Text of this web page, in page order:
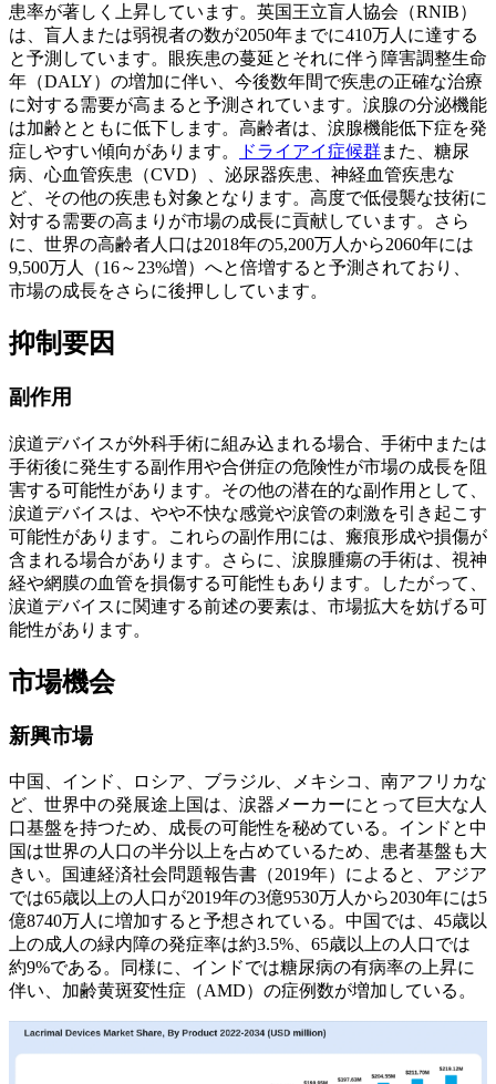
患率が著しく上昇しています。英国王立盲人協会（RNIB）
は、盲人または弱視者の数が2050年までに410万人に達する
と予測しています。眼疾患の蔓延とそれに伴う障害調整生命
年（DALY）の増加に伴い、今後数年間で疾患の正確な治療
に対する需要が高まると予測されています。涙腺の分泌機能
は加齢とともに低下します。高齢者は、涙腺機能低下症を発
症しやすい傾向があります。
ドライアイ症候群また、糖尿
病、心血管疾患（CVD）、泌尿器疾患、神経血管疾患な
ど、その他の疾患も対象となります。高度で低侵襲な技術に
対する需要の高まりが市場の成長に貢献しています。さら
に、世界の高齢者人口は2018年の5,200万人から2060年には
9,500万人（16～23%増）へと倍増すると予測されており、
市場の成長をさらに後押ししています。
抑制要因
副作用
涙道デバイスが外科手術に組み込まれる場合、手術中または
手術後に発生する副作用や合併症の危険性が市場の成長を阻
害する可能性があります。その他の潜在的な副作用として、
涙道デバイスは、やや不快な感覚や涙管の刺激を引き起こす
可能性があります。これらの副作用には、瘢痕形成や損傷が
含まれる場合があります。さらに、涙腺腫瘍の手術は、視神
経や網膜の血管を損傷する可能性もあります。したがって、
涙道デバイスに関連する前述の要素は、市場拡大を妨げる可
能性があります。
市場機会
新興市場
中国、インド、ロシア、ブラジル、メキシコ、南アフリカな
ど、世界中の発展途上国は、涙器メーカーにとって巨大な人
口基盤を持つため、成長の可能性を秘めている。インドと中
国は世界の人口の半分以上を占めているため、患者基盤も大
きい。国連経済社会問題報告書（2019年）によると、アジア
では65歳以上の人口が2019年の3億9530万人から2030年には5
億8740万人に増加すると予想されている。中国では、45歳以
上の成人の緑内障の発症率は約3.5%、65歳以上の人口では
約9%である。同様に、インドでは糖尿病の有病率の上昇に
伴い、加齢黄斑変性症（AMD）の症例数が増加している。